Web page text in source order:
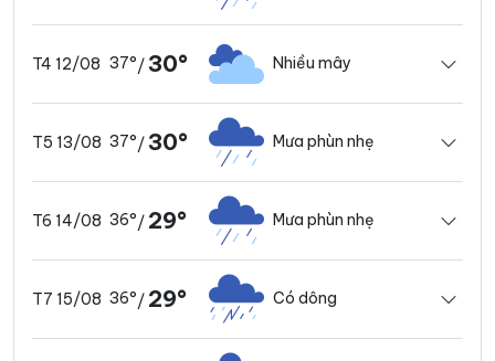
T4 12/08 37°/30° Nhiều mây
T5 13/08 37°/30° Mưa phùn nhẹ
T6 14/08 36°/ 29° Mưa phùn nhẹ
T7 15/08 36°/ 29° Có dông